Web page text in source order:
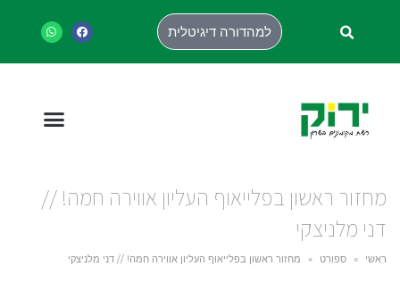
למהדורה דיגיטלית
מחזור ראשון בפלייאוף העליון אווירה חמה! //
דני מלניצקי
ראשי » ספורט » מחזור ראשון בפלייאוף העליון אווירה חמה! // דני מלניצקי